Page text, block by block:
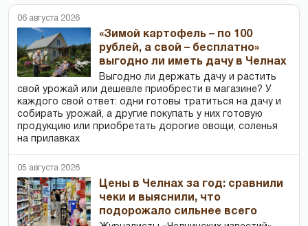
06 августа 2026
«Зимой картофель – по 100
рублей, а свой – бесплатно»
выгодно ли иметь дачу в Челнах
Выгодно ли держать дачу и растить
свой урожай или дешевле приобрести в магазине? У
каждого свой ответ: одни готовы тратиться на дачу и
собирать урожай, а другие покупать у них готовую
продукцию или приобретать дорогие овощи, соленья
на прилавках
05 августа 2026
Цены в Челнах за год: сравнили
чеки и выяснили, что
подорожало сильнее всего